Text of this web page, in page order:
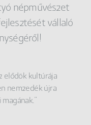
népművészet
vállaló
elődök kultúrája
nemzedék újra